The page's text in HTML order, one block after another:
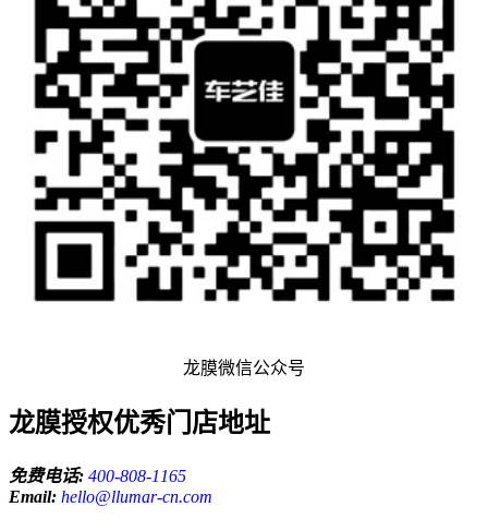
龙膜微信公众号
龙膜授权优秀门店地址
免费电话: 400-808-1165
Email: hello@llumar-cn.com